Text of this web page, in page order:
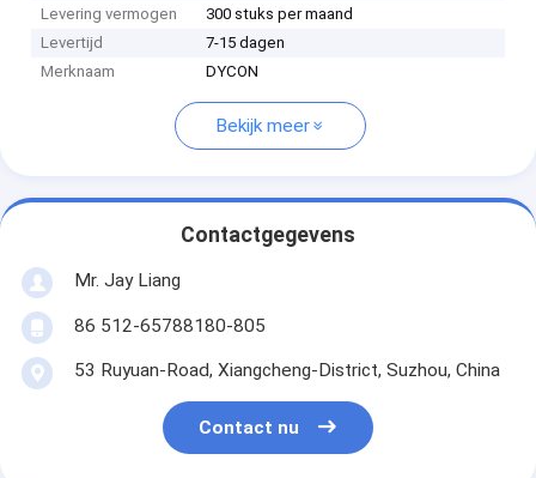
Levering vermogen
300 stuks per maand
Levertijd
7-15 dagen
Merknaam
DYCON
Bekijk meer
Contactgegevens
Mr. Jay Liang
86 512-65788180-805
53 Ruyuan-Road, Xiangcheng-District, Suzhou, China
Contact nu